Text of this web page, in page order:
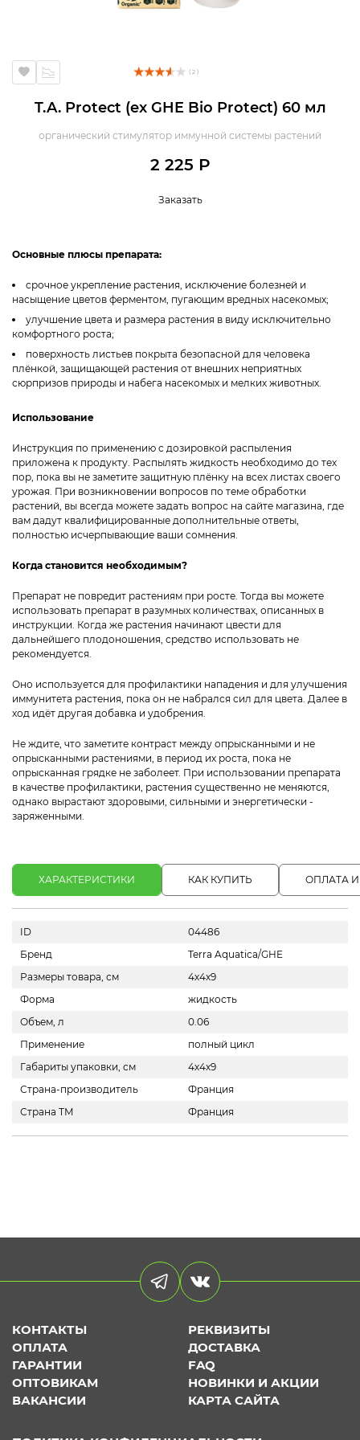
( 2 )
T.A. Protect (ex GHE Bio Protect) 60 мл
органический стимулятор иммунной системы растений
2 225 Р
Заказать
Основные плюсы препарата:
cрочное укрепление растения, исключение болезней и
насыщение цветов ферментом, пугающим вредных насекомых;
улучшение цвета и размера растения в виду исключительно
комфортного роста;
поверхность листьев покрыта безопасной для человека
плёнкой, защищающей растения от внешних неприятных
сюрпризов природы и набега насекомых и мелких животных.
Использование
Инструкция по применению с дозировкой распыления
приложена к продукту. Распылять жидкость необходимо до тех
пор, пока вы не заметите защитную плёнку на всех листах своего
урожая. При возникновении вопросов по теме обработки
растений, вы всегда можете задать вопрос на сайте магазина, где
вам дадут квалифицированные дополнительные ответы,
полностью исчерпывающие ваши сомнения.
Когда становится необходимым?
Препарат не повредит растениям при росте. Тогда вы можете
использовать препарат в разумных количествах, описанных в
инструкции. Когда же растения начинают цвести для
дальнейшего плодоношения, средство использовать не
рекомендуется.
Оно используется для профилактики нападения и для улучшения
иммунитета растения, пока он не набрался сил для цвета. Далее в
ход идёт другая добавка и удобрения.
Не ждите, что заметите контраст между опрысканными и не
опрысканными растениями, в период их роста, пока не
опрысканная грядке не заболеет. При использовании препарата
в качестве профилактики, растения существенно не меняются,
однако вырастают здоровыми, сильными и энергетически -
заряженными.
ХАРАКТЕРИСТИКИ КАК КУПИТЬ ОПЛАТА
ID
04486
Бренд
Terra Aquatica/GHE
Размеры товара, см
4х4х9
Форма
жидкость
Объем, л
0.06
Применение
полный цикл
Габариты упаковки, см
4х4х9
Страна-производитель
Франция
Страна ТМ
Франция
КОНТАКТЫ
РЕКВИЗИТЫ
ОПЛАТА
ДОСТАВКА
ГАРАНТИИ
FAQ
ОПТОВИКАМ
НОВИНКИ И АКЦИИ
ВАКАНСИИ
КАРТА САЙТА